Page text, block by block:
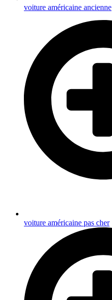
voiture américaine ancienne
voiture américaine pas cher